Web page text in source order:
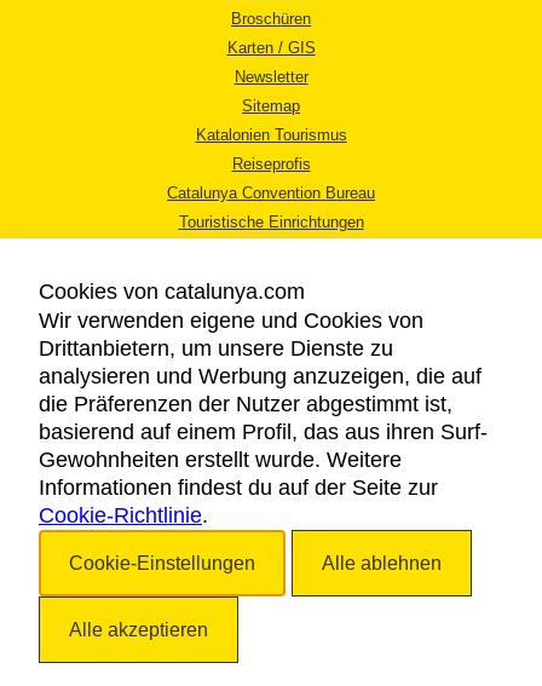
Broschüren
Karten / GIS
Newsletter
Sitemap
Katalonien Tourismus
Reiseprofis
Catalunya Convention Bureau
Touristische Einrichtungen
RECHTLICHER HINWEIS
DATENSCHUTZICHTLINIE
COOKIES
BARRIEREFREIHEIT
Cookies von catalunya.com
Wir verwenden eigene und Cookies von
Drittanbietern, um unsere Dienste zu
analysieren und Werbung anzuzeigen, die auf
die Präferenzen der Nutzer abgestimmt ist,
basierend auf einem Profil, das aus ihren Surf-
Gewohnheiten erstellt wurde. Weitere
Informationen findest du auf der Seite zur
Cookie-Richtlinie.
Cookie-Einstellungen Alle ablehnen
Alle akzeptieren